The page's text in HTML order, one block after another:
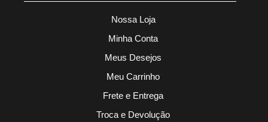
Nossa Loja
Minha Conta
Meus Desejos
Meu Carrinho
Frete e Entrega
Troca e Devolução